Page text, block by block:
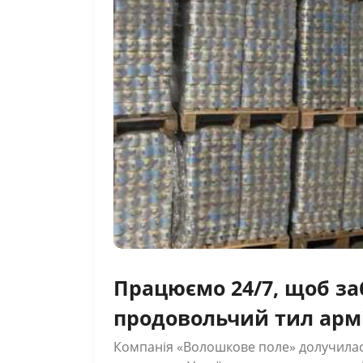
Працюємо 24/7, щоб
продовольчий тил
гендиректор компанії
Компанія «Волошкове поле»